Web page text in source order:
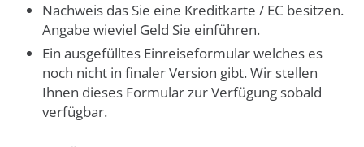
Nachweis das Sie eine Kreditkarte / EC besitzen.
Angabe wieviel Geld Sie einführen.
Ein ausgefülltes Einreiseformular welches es
noch nicht in finaler Version gibt. Wir stellen
Ihnen dieses Formular zur Verfügung sobald
verfügbar.